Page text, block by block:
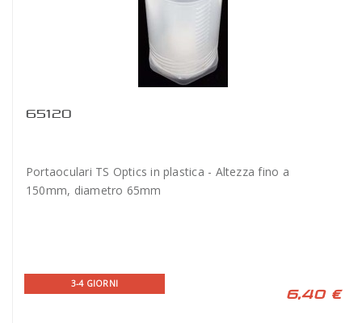
65120
Portaoculari TS Optics in plastica - Altezza fino a
150mm, diametro 65mm
3-4 GIORNI
6,40 €